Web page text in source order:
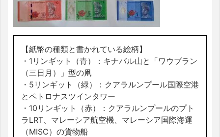
【紙幣の種類と書かれている絵柄】
・1リンギット（青）：キナバル山と「ワウブラン
（三日月）」型の凧
・5リンギット（緑）：クアラルンプール国際空港
とペトロナスツインタワー
・10リンギット（赤）：クアラルンプールのプト
ラLRT、マレーシア航空機、マレーシア国際海運
（MISC）の貨物船